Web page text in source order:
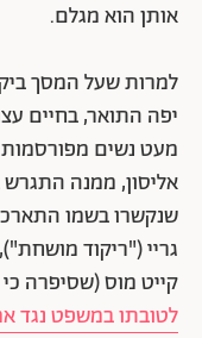
אותן הוא מגלם.
למרות שעל המסך
יפה התואר, בחיים
מעט נשים
שנקשרו בשמו
גריי ("ריקוד
קייט מוס (שסיפרה
לטובתו במשפט נגד